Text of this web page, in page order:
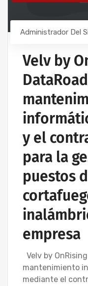
Administrador Del
Velv by
y el
para la
puestos
empresa
Velv by
mantenimiento
mediante el